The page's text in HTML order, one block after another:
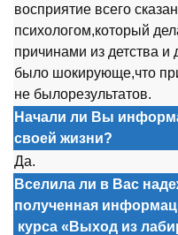
восприятие всего
психологом,который
причинами из детства и
было шокирующе,что
не былорезультатов.
Начали ли Вы
своей жизни?
Да.
Вселила ли в Вас
полученная
курса «Выход из